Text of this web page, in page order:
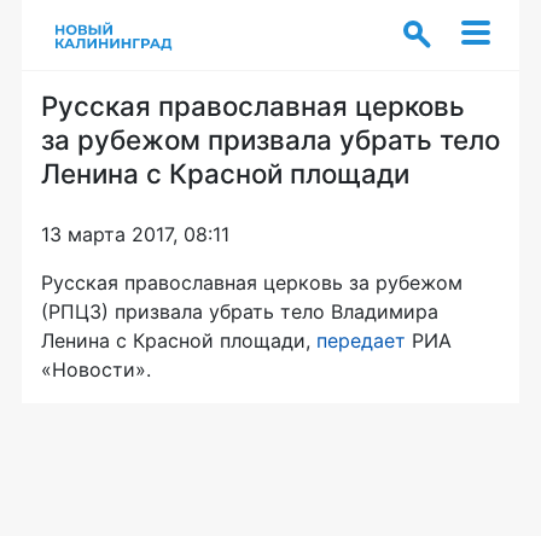
Русская православная церковь
за рубежом призвала убрать тело
Ленина с Красной площади
13 марта 2017, 08:11
Русская православная церковь за рубежом
(РПЦЗ) призвала убрать тело Владимира
Ленина с Красной площади, передает РИА
«Новости».